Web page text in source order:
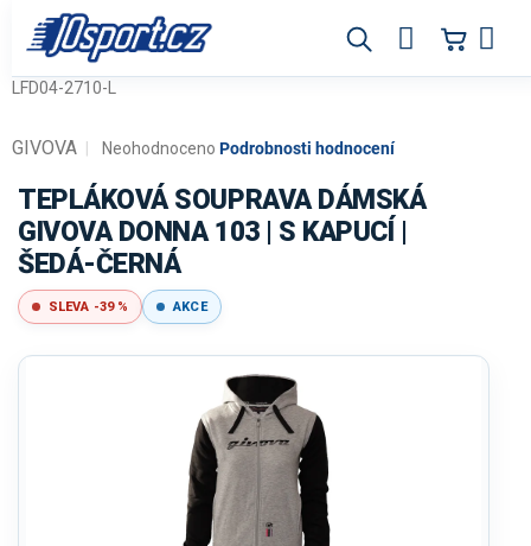
obsah
LFD04-2710-L
Průměrné
produktu
je
0,0
z
hvězdiček.
Neohodnoceno Podrobnosti hodnocení
GIVOVA
TEPLÁKOVÁ SOUPRAVA DÁMSKÁ
GIVOVA DONNA 103 | S KAPUCÍ |
ŠEDÁ-ČERNÁ
SLEVA -39 % AKCE